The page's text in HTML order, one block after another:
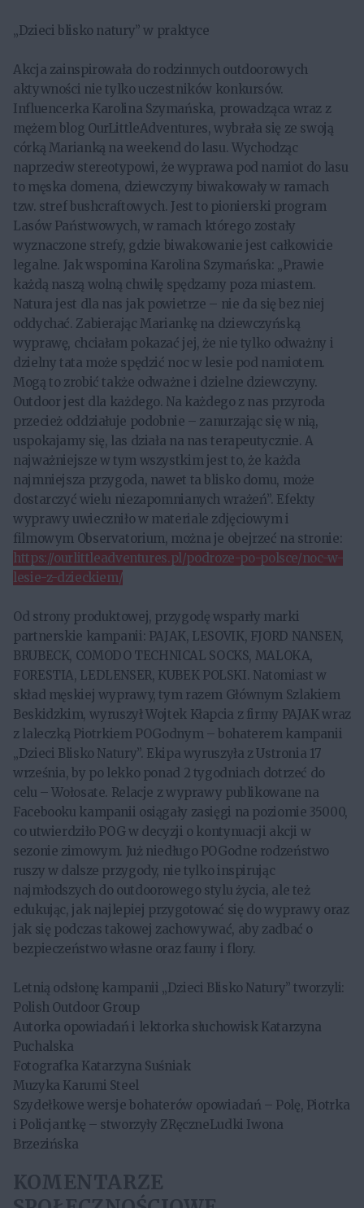
„Dzieci blisko natury” w praktyce
Akcja zainspirowała do rodzinnych outdoorowych
aktywności nie tylko uczestników konkursów.
Influencerka Karolina Szymańska, prowadząca wraz z
mężem blog OurLittleAdventures, wybrała się ze swoją
córką Marianką na weekend do lasu. Wychodząc
naprzeciw stereotypowi, że wyprawa pod namiot do lasu
to męska domena, dziewczyny biwakowały w ramach
tzw. stref bushcraftowych. Jest to pionierski program
Lasów Państwowych, w ramach którego zostały
wyznaczone strefy, gdzie biwakowanie jest całkowicie
legalne. Jak wspomina Karolina Szymańska: „Prawie
każdą naszą wolną chwilę spędzamy poza miastem.
Natura jest dla nas jak powietrze – nie da się bez niej
oddychać. Zabierając Mariankę na dziewczyńską
wyprawę, chciałam pokazać jej, że nie tylko odważny i
dzielny tata może spędzić noc w lesie pod namiotem.
Mogą to zrobić także odważne i dzielne dziewczyny.
Outdoor jest dla każdego. Na każdego z nas przyroda
przecież oddziałuje podobnie – zanurzając się w nią,
uspokajamy się, las działa na nas terapeutycznie. A
najważniejsze w tym wszystkim jest to, że każda
najmniejsza przygoda, nawet ta blisko domu, może
dostarczyć wielu niezapomnianych wrażeń”. Efekty
wyprawy uwieczniło w materiale zdjęciowym i
filmowym Observatorium, można je obejrzeć na stronie:
https://ourlittleadventures.pl/podroze-po-polsce/noc-w-
lesie-z-dzieckiem/
Od strony produktowej, przygodę wsparły marki
partnerskie kampanii: PAJAK, LESOVIK, FJORD NANSEN,
BRUBECK, COMODO TECHNICAL SOCKS, MALOKA,
FORESTIA, LEDLENSER, KUBEK POLSKI. Natomiast w
skład męskiej wyprawy, tym razem Głównym Szlakiem
Beskidzkim, wyruszył Wojtek Kłapcia z firmy PAJAK wraz
z laleczką Piotrkiem POGodnym – bohaterem kampanii
„Dzieci Blisko Natury”. Ekipa wyruszyła z Ustronia 17
września, by po lekko ponad 2 tygodniach dotrzeć do
celu – Wołosate. Relacje z wyprawy publikowane na
Facebooku kampanii osiągały zasięgi na poziomie 35000,
co utwierdziło POG w decyzji o kontynuacji akcji w
sezonie zimowym. Już niedługo POGodne rodzeństwo
ruszy w dalsze przygody, nie tylko inspirując
najmłodszych do outdoorowego stylu życia, ale też
edukując, jak najlepiej przygotować się do wyprawy oraz
jak się podczas takowej zachowywać, aby zadbać o
bezpieczeństwo własne oraz fauny i flory.
Letnią odsłonę kampanii „Dzieci Blisko Natury” tworzyli:
Polish Outdoor Group
Autorka opowiadań i lektorka słuchowisk Katarzyna
Puchalska
Fotografka Katarzyna Suśniak
Muzyka Karumi Steel
Szydełkowe wersje bohaterów opowiadań – Polę, Piotrka
i Policjantkę – stworzyły ZRęczneLudki Iwona
Brzezińska
KOMENTARZE